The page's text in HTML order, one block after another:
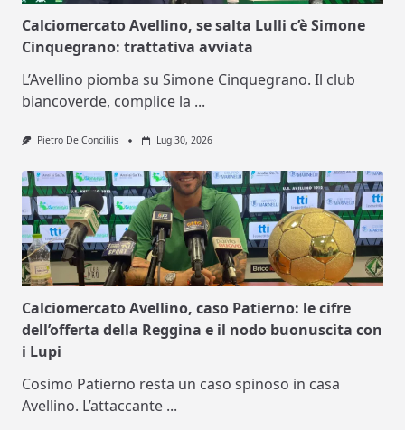
Calciomercato Avellino, se salta Lulli c’è Simone
Cinquegrano: trattativa avviata
L’Avellino piomba su Simone Cinquegrano. Il club
biancoverde, complice la ...
Pietro De Conciliis Lug 30, 2026
Calciomercato Avellino, caso Patierno: le cifre
dell’offerta della Reggina e il nodo buonuscita con
i Lupi
Cosimo Patierno resta un caso spinoso in casa
Avellino. L’attaccante ...